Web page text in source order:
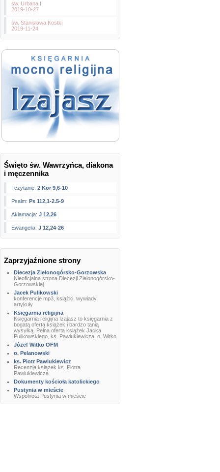
św. Urbana I
2019-10-27
św. Stanisława Kostki
2019-11-24
Święto św. Wawrzyńca, diakona
i męczennika
I czytanie: 2 Kor 9,6-10
Psalm: Ps 112,1-2.5-9
Aklamacja: J 12,26
Ewangelia: J 12,24-26
Zaprzyjaźnione strony
Diecezja Zielonogórsko-Gorzowska
Nieoficjalna strona Diecezji Zielonogórsko-
Gorzowskiej
Jacek Pulikowski
konferencje mp3, książki, wywiady,
artykuły
Księgarnia religijna
Księgarnia religijna Izajasz to księgarnia z
bogatą ofertą książek i bardzo tanią
wysyłką. Pełna oferta książek Jacka
Pulikowskiego, ks. Pawlukiewicza, o. Witko
Józef Witko OFM
o. Pelanowski
ks. Piotr Pawlukiewicz
Recenzje ksiązek ks. Piotra
Pawlukiewicza
Dokumenty kościoła katolickiego
Pustynia w mieście
Wspólnota Pustynia w mieście